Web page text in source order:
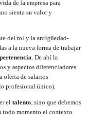
de la empresa para
sienta su valor y
del rol y la antigüedad-
a la nueva forma de trabajar
. De ahí la
y aspectos diferenciadores
oferta de salarios
profesional único).
el talento , sino que debemos
todo momento el contexto.